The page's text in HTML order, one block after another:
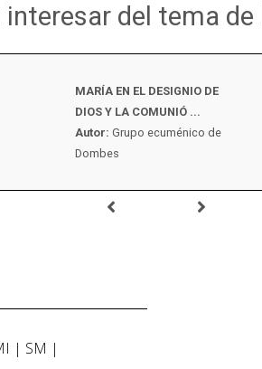
del tema de
MARÍA EN EL DESIGNIO DE
DIOS Y LA COMUNIÓ ...
Autor: Grupo ecuménico de
Dombes
SM